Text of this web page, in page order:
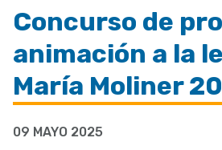
de
ayuda
a
la
navegación
Concurso de
animación a la
María Moliner
09 MAYO 2025